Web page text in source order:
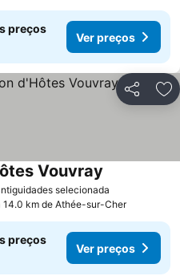
preços
Ver preços
Partilhar
selecionada
Vouvray
14.0 km de Athée-sur-Cher
preços
Ver preços